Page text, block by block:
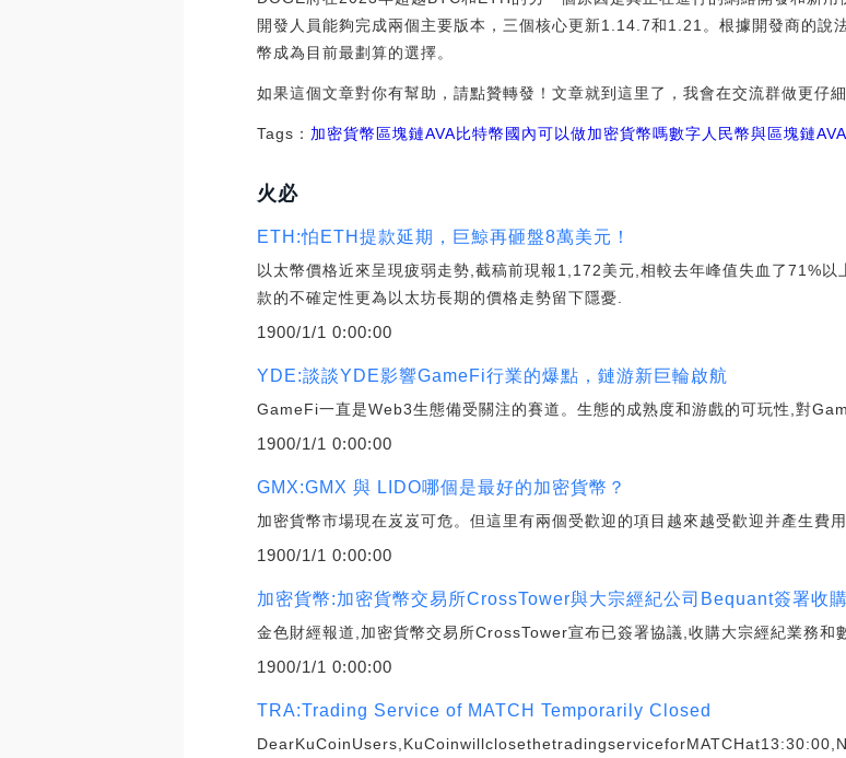
開發人員能夠完成兩個主要版本，三個核心更新1.14.7和1.21。根據開發商的說
幣成為目前最劃算的選擇。
如果這個文章對你有幫助，請點贊轉發！文章就到這里了，我會在交流群做更仔
Tags： 加密貨幣 區塊鏈AVA比特幣國內可以做加密貨幣嗎數字人民幣與區塊鏈
火必
ETH:怕ETH提款延期，巨鯨再砸盤8萬美元！
以太幣價格近來呈現疲弱走勢,截稿前現報1,172美元,相較去年峰值失血了71%
款的不確定性更為以太坊長期的價格走勢留下隱憂.
1900/1/1 0:00:00
YDE:談談YDE影響GameFi行業的爆點，鏈游新巨輪啟航
GameFi一直是Web3生態備受關注的賽道。生態的成熟度和游戲的可玩性,對
1900/1/1 0:00:00
GMX:GMX 與 LIDO哪個是最好的加密貨幣？
加密貨幣市場現在岌岌可危。但這里有兩個受歡迎的項目越來越受歡迎并產生費
1900/1/1 0:00:00
加密貨幣:加密貨幣交易所CrossTower與大宗經紀公司Bequant簽署收
金色財經報道,加密貨幣交易所CrossTower宣布已簽署協議,收購大宗經紀業務和
1900/1/1 0:00:00
TRA:Trading Service of MATCH Temporarily Closed